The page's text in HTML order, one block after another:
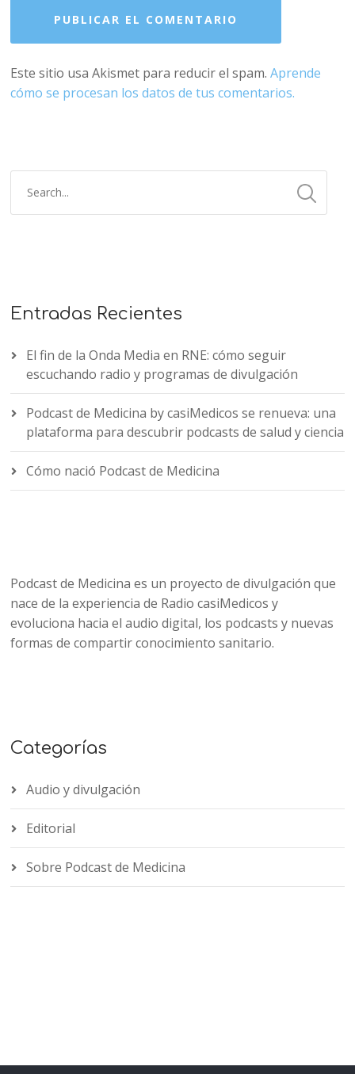
Este sitio usa Akismet para reducir el spam.Aprende
cómo se procesan los datos de tus comentarios.
Entradas Recientes
El fin de la Onda Media en RNE: cómo seguir
escuchando radio y programas de divulgación
Podcast de Medicina by casiMedicos se renueva: una
plataforma para descubrir podcasts de salud y ciencia
Cómo nació Podcast de Medicina
Podcast de Medicina es un proyecto de divulgación que
nace de la experiencia de Radio casiMedicos y
evoluciona hacia el audio digital, los podcasts y nuevas
formas de compartir conocimiento sanitario.
Categorías
Audio y divulgación
Editorial
Sobre Podcast de Medicina